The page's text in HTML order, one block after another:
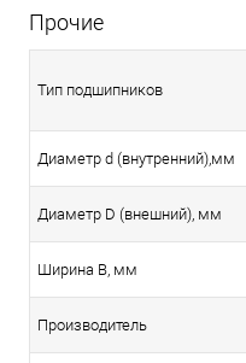
Прочие
Тип подшипников
Диаметр d (внутренний),мм
Диаметр D (внешний), мм
Ширина B, мм
Производитель